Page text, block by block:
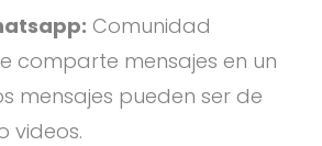
Comunidad
comparte mensajes en un
mensajes pueden ser de
videos.